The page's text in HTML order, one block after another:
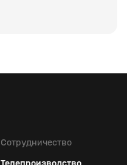
Сотрудничество